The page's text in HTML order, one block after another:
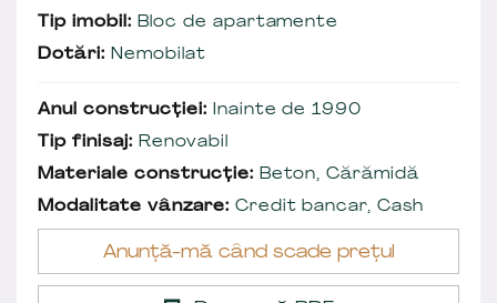
Tip imobil: Bloc de apartamente
Dotări: Nemobilat
Anul construcției: Inainte de 1990
Tip finisaj: Renovabil
Materiale construcție: Beton, Cărămidă
Modalitate vânzare: Credit bancar, Cash
Anunță-mă când scade prețul